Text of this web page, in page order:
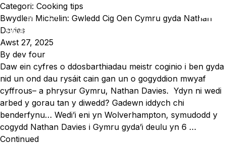
Mynd i'r cynnwys
EN CY
Bwyta Cig Oen a Chig Eidion Cymru
Categori: Cooking tips
Bwydlen Michelin: Gwledd Cig Oen Cymru gyda Nathan
Davies
Awst 27, 2025
By dev four
Daw ein cyfres o ddosbarthiadau meistr coginio i ben gyda
nid un ond dau rysáit cain gan un o gogyddion mwyaf
cyffrous– a phrysur Gymru, Nathan Davies. Ydyn ni wedi
arbed y gorau tan y diwedd? Gadewn iddych chi
benderfynu… Wedi’i eni yn Wolverhampton, symudodd y
cogydd Nathan Davies i Gymru gyda’i deulu yn 6 …
Continued